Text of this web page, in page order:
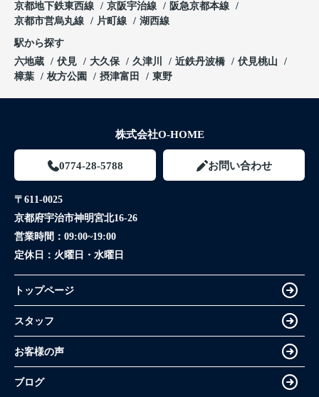
京都地下鉄東西線
京阪宇治線
阪急京都本線
京都市営烏丸線
片町線 湖西線
駅から探す
六地蔵
伏見 大久保 久津川 近鉄丹波橋
伏見桃山
樟葉
枚方公園 摂津富田 東野
株式会社O-HOME
0774-28-5788 お問い合わせ
〒611-0025
京都府宇治市神明宮北16-26
営業時間： 09:00~19:00
定休日： 火曜日・水曜日
トップページ
スタッフ
お客様の声
ブログ